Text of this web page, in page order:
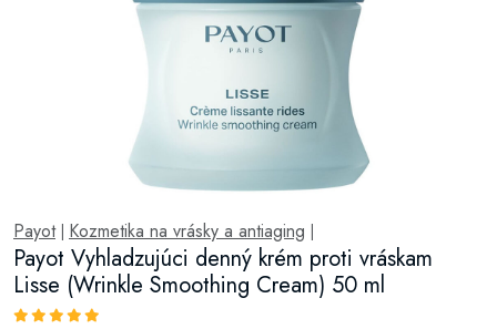
Payot| Kozmetika na vrásky a antiaging
Payot Vyhladzujúci denný krém proti vráskam
Lisse (Wrinkle Smoothing Cream) 50 ml